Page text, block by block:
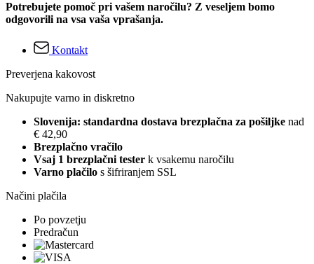
Potrebujete pomoč pri vašem naročilu? Z veseljem bomo
odgovorili na vsa vaša vprašanja.
Kontakt
Preverjena kakovost
Nakupujte varno in diskretno
Slovenija: standardna dostava brezplačna za pošiljke nad
€ 42,90
Brezplačno vračilo
Vsaj 1 brezplačni tester k vsakemu naročilu
Varno plačilo s šifriranjem SSL
Načini plačila
Po povzetju
Predračun